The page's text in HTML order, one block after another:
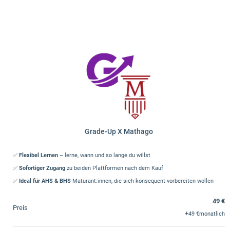
Grade-Up X Mathago
✅ Flexibel Lernen – lerne, wann und so lange du willst
✅ Sofortiger Zugang zu beiden Plattformen nach dem Kauf
✅ Ideal für AHS & BHS-Maturant:innen, die sich konsequent vorbereiten wollen
Preis
49 €
+49 €monatlich